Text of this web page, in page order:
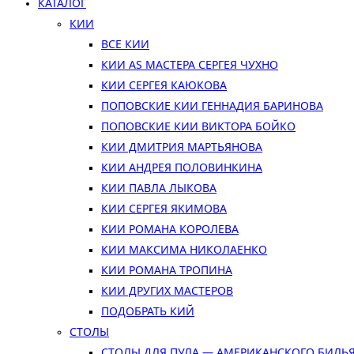
КИИ
ВСЕ КИИ
КИИ AS МАСТЕРА СЕРГЕЯ ЧУХНО
КИИ СЕРГЕЯ КАЮКОВА
ПОПОВСКИЕ КИИ ГЕННАДИЯ БАРИНОВА
ПОПОВСКИЕ КИИ ВИКТОРА БОЙКО
КИИ ДМИТРИЯ МАРТЬЯНОВА
КИИ АНДРЕЯ ПОЛОВИНКИНА
КИИ ПАВЛА ЛЫКОВА
КИИ СЕРГЕЯ ЯКИМОВА
КИИ РОМАНА КОРОЛЕВА
КИИ МАКСИМА НИКОЛАЕНКО
КИИ РОМАНА ТРОПИНА
КИИ ДРУГИХ МАСТЕРОВ
ПОДОБРАТЬ КИЙ
СТОЛЫ